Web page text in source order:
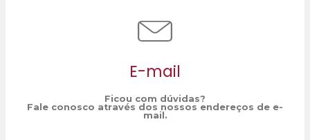
E-mail
Ficou com dúvidas?
Fale conosco através dos nossos endereços de e-
mail.